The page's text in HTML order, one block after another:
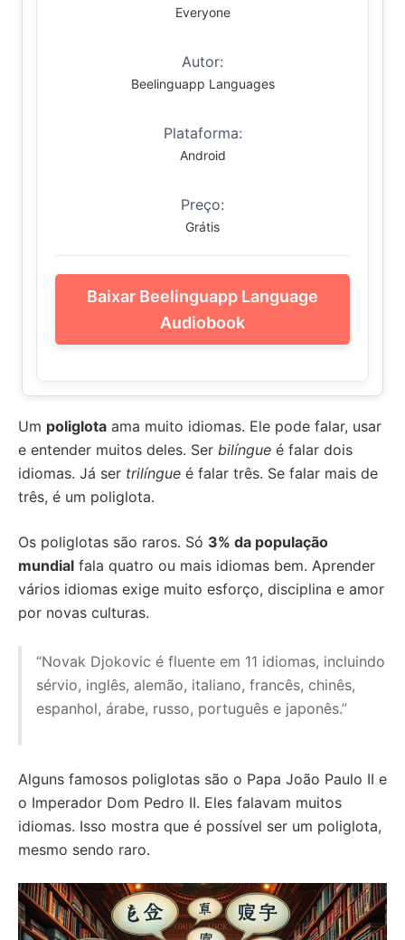
Everyone
Autor:
Beelinguapp Languages
Plataforma:
Android
Preço:
Grátis
Baixar Beelinguapp Language
Audiobook
Um poliglota ama muito idiomas. Ele pode falar, usar
e entender muitos deles. Ser bilíngue é falar dois
idiomas. Já ser trilíngue é falar três. Se falar mais de
três, é um poliglota.
Os poliglotas são raros. Só 3% da população
mundial fala quatro ou mais idiomas bem. Aprender
vários idiomas exige muito esforço, disciplina e amor
por novas culturas.
“Novak Djokovic é fluente em 11 idiomas, incluindo
sérvio, inglês, alemão, italiano, francês, chinês,
espanhol, árabe, russo, português e japonês.”
Alguns famosos poliglotas são o Papa João Paulo II e
o Imperador Dom Pedro II. Eles falavam muitos
idiomas. Isso mostra que é possível ser um poliglota,
mesmo sendo raro.